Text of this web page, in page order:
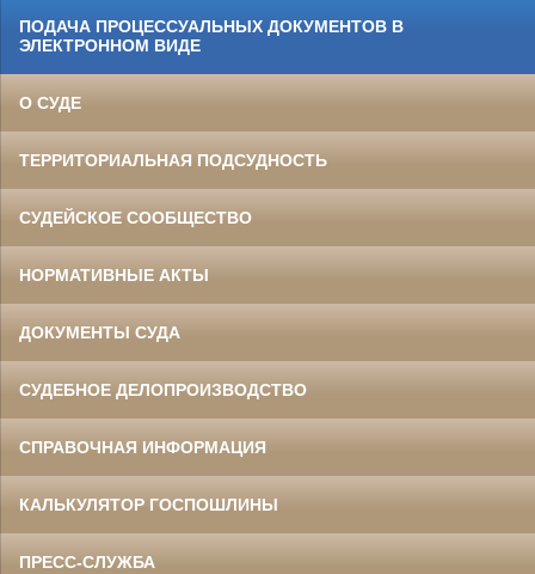
ПОДАЧА ПРОЦЕССУАЛЬНЫХ ДОКУМЕНТОВ В
ЭЛЕКТРОННОМ ВИДЕ
О СУДЕ
ТЕРРИТОРИАЛЬНАЯ ПОДСУДНОСТЬ
СУДЕЙСКОЕ СООБЩЕСТВО
НОРМАТИВНЫЕ АКТЫ
ДОКУМЕНТЫ СУДА
СУДЕБНОЕ ДЕЛОПРОИЗВОДСТВО
СПРАВОЧНАЯ ИНФОРМАЦИЯ
КАЛЬКУЛЯТОР ГОСПОШЛИНЫ
ПРЕСС-СЛУЖБА